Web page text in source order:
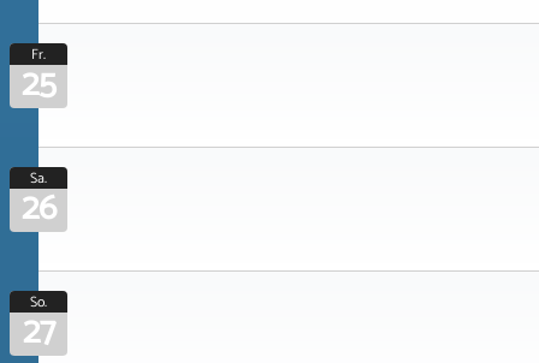
Fr.
25
Sa.
26
So.
27